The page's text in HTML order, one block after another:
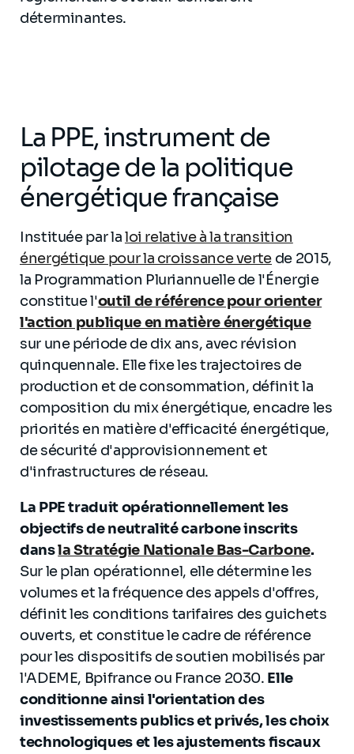
déterminantes.
La PPE, instrument de
pilotage de la politique
énergétique française
Instituée par laloi relative à la transition
énergétique pour la croissance verte de 2015,
la Programmation Pluriannuelle de l'Énergie
constitue l'outil de référence pour orienter
l'action publique en matière énergétique
sur une période de dix ans, avec révision
quinquennale. Elle fixe les trajectoires de
production et de consommation, définit la
composition du mix énergétique, encadre les
priorités en matière d'efficacité énergétique,
de sécurité d'approvisionnement et
d'infrastructures de réseau.
La PPE traduit opérationnellement les
objectifs de neutralité carbone inscrits
dansla Stratégie Nationale Bas-Carbone.
Sur le plan opérationnel, elle détermine les
volumes et la fréquence des appels d'offres,
définit les conditions tarifaires des guichets
ouverts, et constitue le cadre de référence
pour les dispositifs de soutien mobilisés par
l'ADEME, Bpifrance ou France 2030. Elle
conditionne ainsi l'orientation des
investissements publics et privés, les choix
technologiques et les ajustements fiscaux